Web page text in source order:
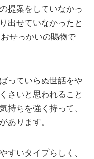
提案をしていなかっ
出せていなかったと
せっかいの賜物で
っていらぬ世話をや
さいと思われること
持ちを強く持って、
あります。
すいタイプらしく、